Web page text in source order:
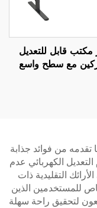
مكتب قابل للتعديل
مع سطح واسع
تقدمه من فوائد جذابة
الكهربائي عدم
التقليدية ذات
للمستخدمين الذين
لتحقيق راحة سهلة